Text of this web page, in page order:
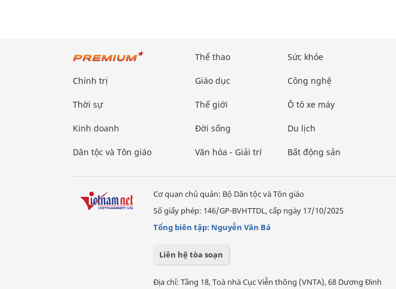
Chính trị
Thời sự
Kinh doanh
Dân tộc và Tôn giáo
Thể thao
Giáo dục
Thế giới
Đời sống
Văn hóa - Giải trí
Sức khỏe
Công nghệ
Ô tô xe máy
Du lịch
Bất động sản
Cơ quan chủ quản: Bộ Dân tộc và Tôn giáo
Số giấy phép: 146/GP-BVHTTDL, cấp ngày 17/10/2025
Tổng biên tập: Nguyễn Văn Bá
Liên hệ tòa soạn
Địa chỉ: Tầng 18, Toà nhà Cục Viễn thông (VNTA), 68 Dương Đình